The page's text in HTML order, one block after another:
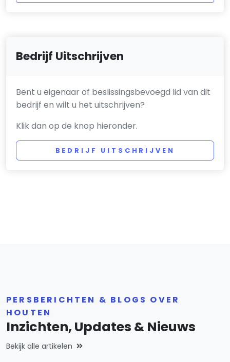
Bedrijf Uitschrijven
Bent u eigenaar of beslissingsbevoegd lid van dit
bedrijf en wilt u het uitschrijven?
Klik dan op de knop hieronder.
BEDRIJF UITSCHRIJVEN
PERSBERICHTEN & BLOGS OVER
HOUTEN
Inzichten, Updates & Nieuws
Bekijk alle artikelen